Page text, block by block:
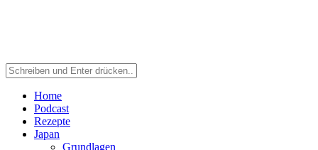
Home
Podcast
Rezepte
Japan
Grundlagen